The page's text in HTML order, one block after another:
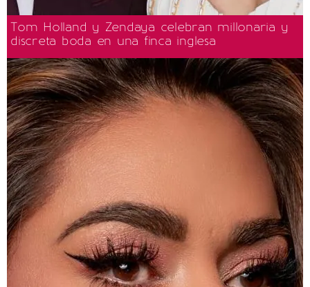
Tom Holland y Zendaya celebran millonaria y
discreta boda en una finca inglesa